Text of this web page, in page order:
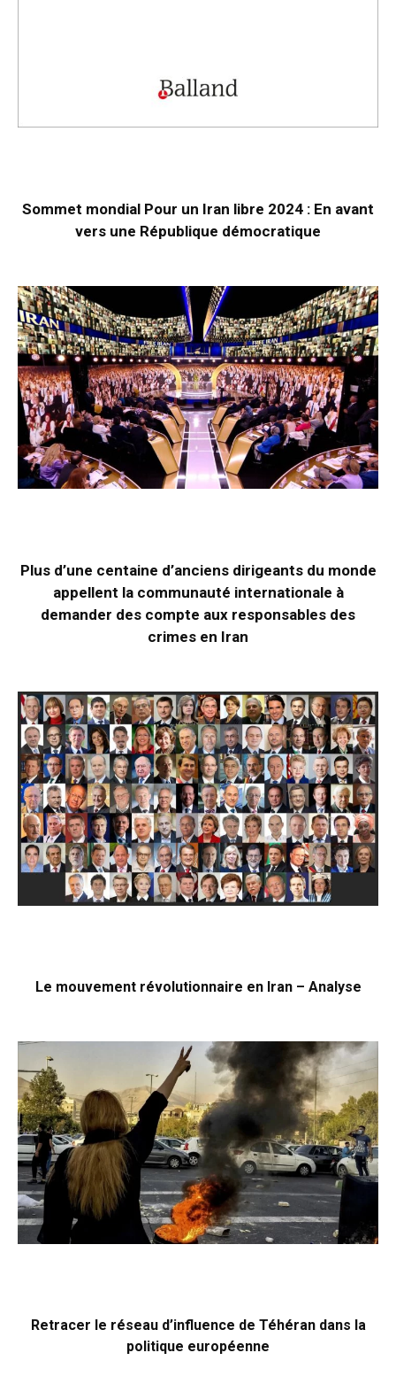
Sommet mondial Pour un Iran libre 2024 : En avant
vers une République démocratique
Plus d’une centaine d’anciens dirigeants du monde
appellent la communauté internationale à
demander des compte aux responsables des
crimes en Iran
Le mouvement révolutionnaire en Iran – Analyse
Retracer le réseau d’influence de Téhéran dans la
politique européenne